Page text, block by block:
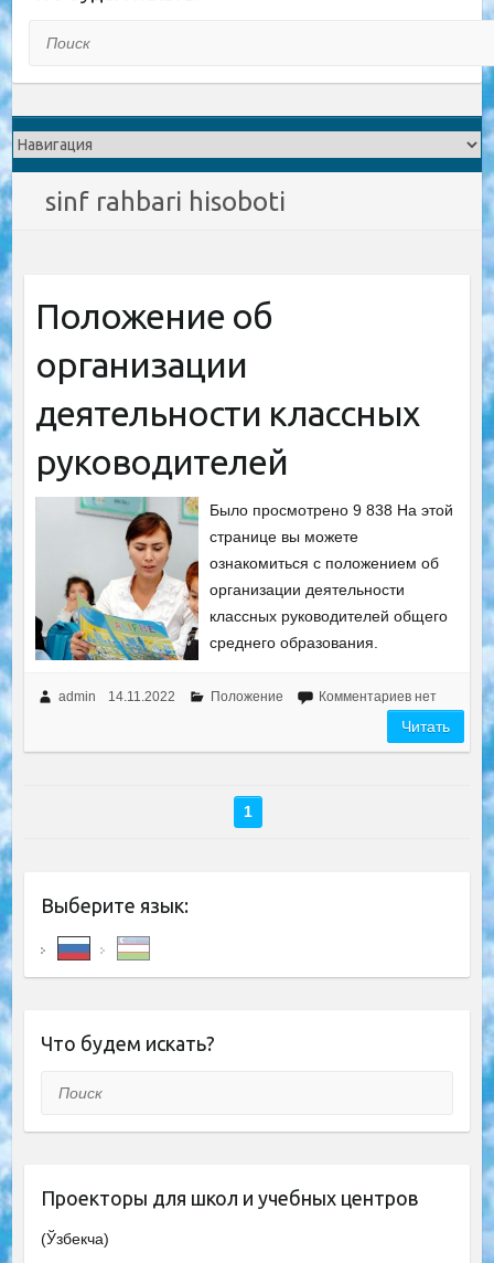
sinf rahbari hisoboti
Положение об
организации
деятельности классных
руководителей
Было просмотрено 9 838 На этой
странице вы можете
ознакомиться с положением об
организации деятельности
классных руководителей общего
среднего образования.
admin 14.11.2022 Положение Комментариев нет
Читать
1
Выберите язык:
Что будем искать?
Поиск
Проекторы для школ и учебных центров
(Ўзбекча)